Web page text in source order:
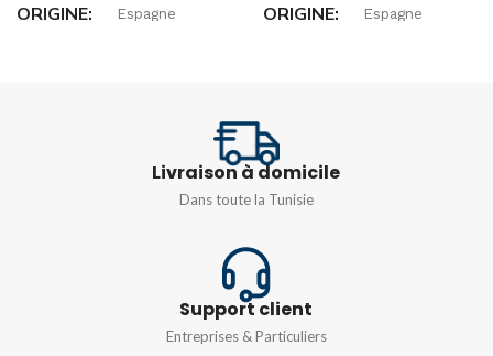
ORIGINE Espagne ORIGINE Espagne
4MOD
DEGRÉ DE
IP65
Livraison à domicile
Dans toute la Tunisie
Support client
Entreprises & Particuliers